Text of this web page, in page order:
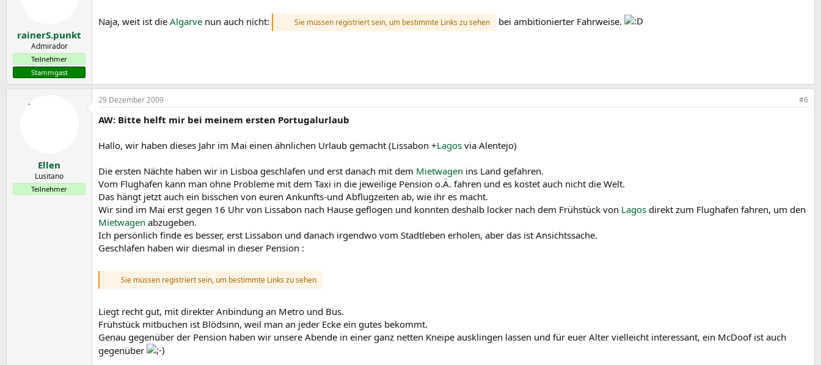
rainerS.punkt
Admirador
Teilnehmer
Stammgast
Naja, weit ist die Algarve nun auch nicht: Sie müssen registriert sein, um bestimmte Links zu sehen bei ambitionierter Fahrweise.
Ellen
Lusitano
Teilnehmer
29 Dezember 2009 #6
AW: Bitte helft mir bei meinem ersten Portugalurlaub
Hallo, wir haben dieses Jahr im Mai einen ähnlichen Urlaub gemacht (Lissabon +Lagos via Alentejo)
Die ersten Nächte haben wir in Lisboa geschlafen und erst danach mit dem Mietwagen ins Land gefahren.
Vom Flughafen kann man ohne Probleme mit dem Taxi in die jeweilige Pension o.Ä. fahren und es kostet auch nicht die Welt.
Das hängt jetzt auch ein bisschen von euren Ankunfts-und Abflugzeiten ab, wie ihr es macht.
Wir sind im Mai erst gegen 16 Uhr von Lissabon nach Hause geflogen und konnten deshalb locker nach dem Frühstück von Lagos direkt zum Flughafen fahren, um den
Mietwagen abzugeben.
Ich persönlich finde es besser, erst Lissabon und danach irgendwo vom Stadtleben erholen, aber das ist Ansichtssache.
Geschlafen haben wir diesmal in dieser Pension :
Sie müssen registriert sein, um bestimmte Links zu sehen
Liegt recht gut, mit direkter Anbindung an Metro und Bus.
Frühstück mitbuchen ist Blödsinn, weil man an jeder Ecke ein gutes bekommt.
Genau gegenüber der Pension haben wir unsere Abende in einer ganz netten Kneipe ausklingen lassen und für euer Alter vielleicht interessant, ein McDoof ist auch
gegenüber